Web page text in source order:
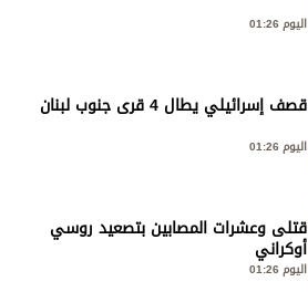
اليوم 01:26
قصف إسرائيلي يطال 4 قرى جنوب لبنان
اليوم 01:26
قتلى وعشرات المصابين بتصعيد روسي
أوكراني
اليوم 01:26